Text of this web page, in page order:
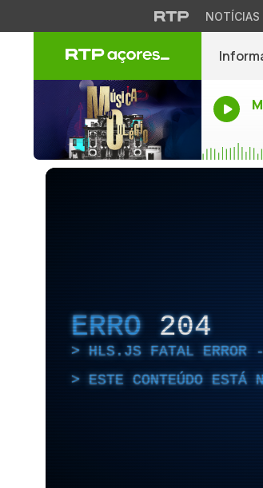
NOTÍCIAS
ERRO 204
HLS.JS FATAL ERROR -
ESTE CONTEÚDO ESTÁ